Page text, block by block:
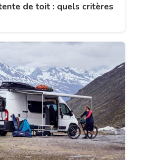
de toit : quels critères